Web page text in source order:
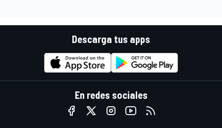
Descarga tus apps
En redes sociales